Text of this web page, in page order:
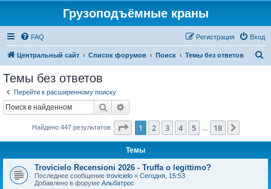
Грузоподъёмные краны
FAQ Вход
Регистрация
Центральный сайт Список форумов Поиск Темы без ответов
Темы без ответов
Перейти к расширенному поиску
Поиск
Найдено 447 результатов Страница из 18
1 2 3 4 5 18
Темы
Trovicielo Recensioni 2026 - Truffa o legittimo?
Последнее сообщение trovicielo « Сегодня, 15:53
Добавлено в форуме Альбатрос